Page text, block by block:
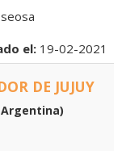
el: 19-02-2021
DE JUJUY
Argentina)